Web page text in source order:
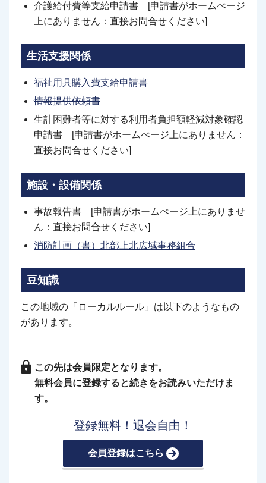
介護給付費等支給申請書 [申請書がホームぺージ
上にありません：直接お問合せください]
生活支援関係
福祉用具購入費支給申請書
情報提供依頼書
生計困難者等に対する利用者負担額軽減対象確認
申請書 [申請書がホームぺージ上にありません：
直接お問合せください]
施設・設備関係
事故報告書 [申請書がホームぺージ上にありませ
ん：直接お問合せください]
消防計画（書）北部上北広域事務組合
豆知識
この地域の「ローカルルール」は以下のようなもの
があります。
この先は会員限定となります。
無料会員に登録すると続きをお読みいただけま
す。
登録無料！退会自由！
会員登録はこちら